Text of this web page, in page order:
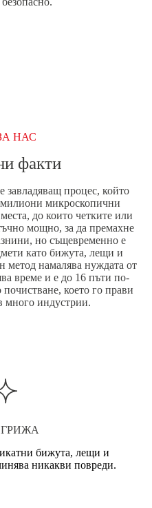
НАС
факти
завладяващ процес, който
милиони микроскопични
до които четките или
мощно, за да премахне
но същевременно е
като бижута, лещи и
метод намалява нуждата от
време и е до 16 пъти по-
което го прави
много индустрии.
бижута, лещи и
никакви повреди.